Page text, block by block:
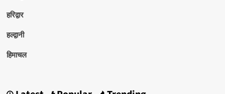
हरिद्वार
हल्द्वानी
हिमाचल